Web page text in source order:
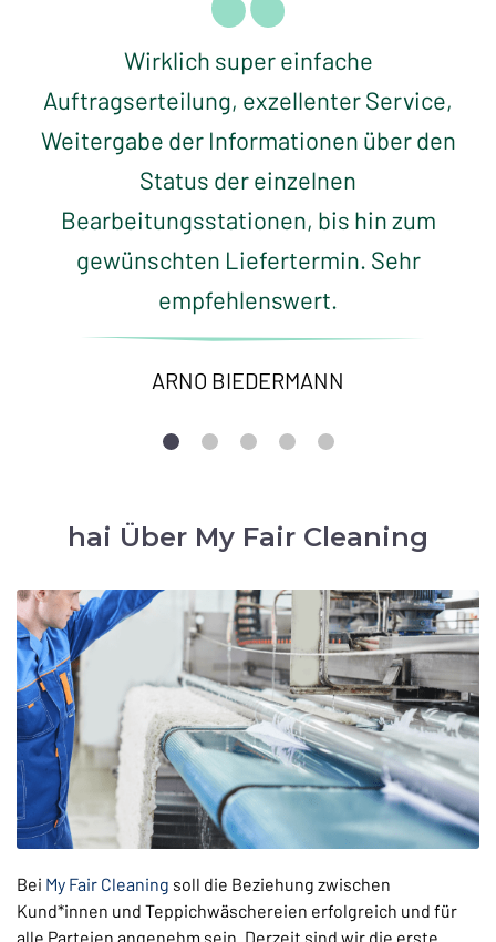
Wirklich super einfache
Auftragserteilung, exzellenter Service,
Weitergabe der Informationen über den
Status der einzelnen
Bearbeitungsstationen, bis hin zum
gewünschten Liefertermin. Sehr
empfehlenswert.
ARNO BIEDERMANN
hai Über My Fair Cleaning
Bei My Fair Cleaning soll die Beziehung zwischen
Kund*innen und Teppichwäschereien erfolgreich und für
alle Parteien angenehm sein. Derzeit sind wir die erste